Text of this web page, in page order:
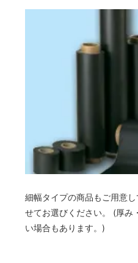
細幅タイプの商品もご用意
せてお選びください。 (厚み
い場合もあります。)